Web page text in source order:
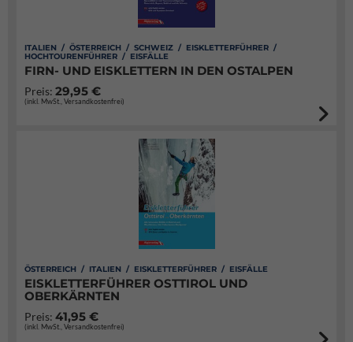
ITALIEN / ÖSTERREICH / SCHWEIZ / EISKLETTERFÜHRER /
HOCHTOURENFÜHRER / EISFÄLLE
FIRN- UND EISKLETTERN IN DEN OSTALPEN
Preis: 29,95 €
(inkl. MwSt., Versandkostenfrei)
ÖSTERREICH / ITALIEN / EISKLETTERFÜHRER / EISFÄLLE
EISKLETTERFÜHRER OSTTIROL UND
OBERKÄRNTEN
Preis: 41,95 €
(inkl. MwSt., Versandkostenfrei)